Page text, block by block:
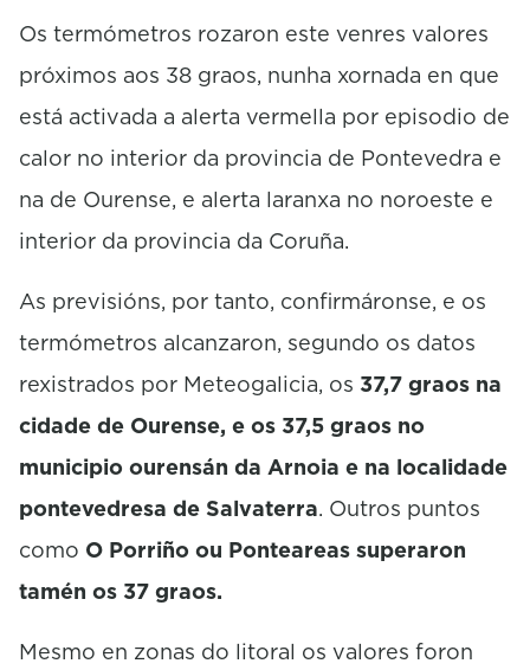
Os termómetros rozaron este venres valores
próximos aos 38 graos, nunha xornada en que
está activada a alerta vermella por episodio de
calor no interior da provincia de Pontevedra e
na de Ourense, e alerta laranxa no noroeste e
interior da provincia da Coruña.
As previsións, por tanto, confirmáronse, e os
termómetros alcanzaron, segundo os datos
rexistrados por Meteogalicia, os 37,7 graos na
cidade de Ourense, e os 37,5 graos no
municipio ourensán da Arnoia e na localidade
pontevedresa de Salvaterra. Outros puntos
como O Porriño ou Ponteareas superaron
tamén os 37 graos.
Mesmo en zonas do litoral os valores foron